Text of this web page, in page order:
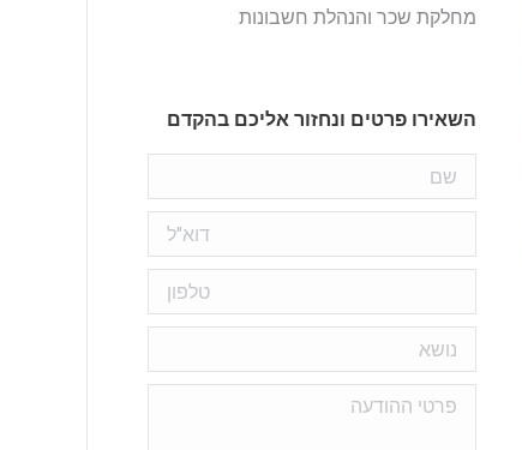
מחלקת שכר והנהלת חשבונות
השאירו פרטים ונחזור אליכם בהקדם